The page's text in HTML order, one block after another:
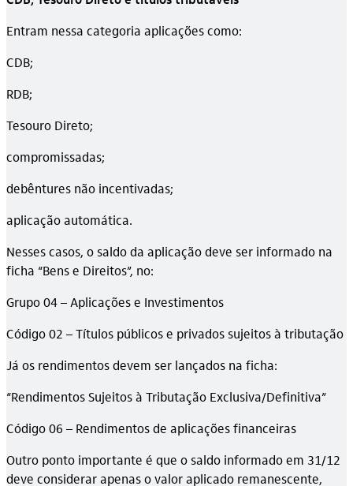
Entram nessa categoria aplicações como:
CDB;
RDB;
Tesouro Direto;
compromissadas;
debêntures não incentivadas;
aplicação automática.
Nesses casos, o saldo da aplicação deve ser informado na
ficha “Bens e Direitos”, no:
Grupo 04 – Aplicações e Investimentos
Código 02 – Títulos públicos e privados sujeitos à tributação
Já os rendimentos devem ser lançados na ficha:
“Rendimentos Sujeitos à Tributação Exclusiva/Definitiva”
Código 06 – Rendimentos de aplicações financeiras
Outro ponto importante é que o saldo informado em 31/12
deve considerar apenas o valor aplicado remanescente,